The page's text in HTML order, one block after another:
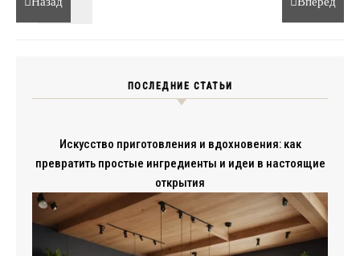
ПОСЛЕДНИЕ СТАТЬИ
Искусство приготовления и вдохновения: как
превратить простые ингредиенты и идеи в настоящие
открытия